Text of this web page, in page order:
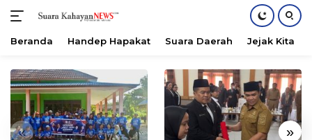
konten
Beranda Handep Hapakat Suara Daerah Jejak Kita
« »